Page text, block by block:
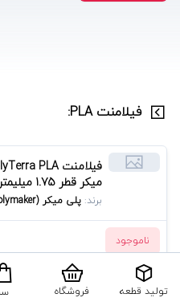
فیلامنت PLA:
میکر قطر 1.75 میلیمتر وزن 3 کیلوگرم
برند: پلی میکر (polymaker)
ناموجود
تولید قطعه فروشگاه